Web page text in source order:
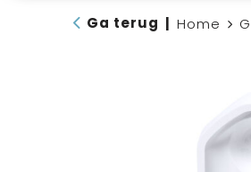
Ga terug Home